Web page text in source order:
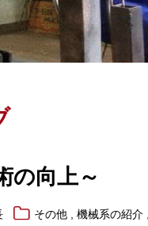
の向上～
その他 ,機械系の紹介